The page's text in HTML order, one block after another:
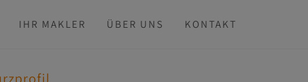
IHR MAKLER ÜBER UNS KONTAKT